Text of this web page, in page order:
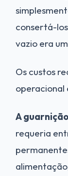
consertá-
vazio era
Os custos
operacional
A
requeria